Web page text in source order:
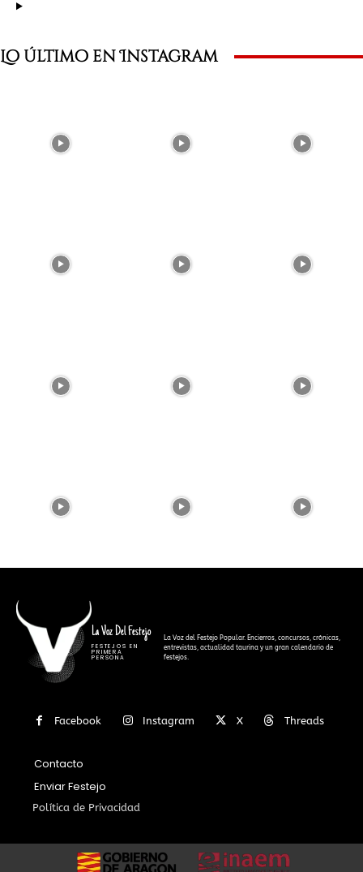
Lo último en Instagram
La Voz Del Festejo
FESTEJOS EN
PRIMERA
PERSONA
La Voz del Festejo Popular. Encierros, concursos, crónicas,
entrevistas, actualidad taurina y un gran calendario de
festejos.
Facebook Instagram X Threads
Contacto
Enviar Festejo
Política de Privacidad